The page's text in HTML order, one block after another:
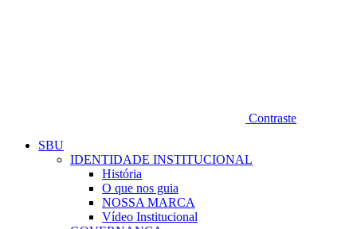
Contraste
SBU
IDENTIDADE INSTITUCIONAL
História
O que nos guia
NOSSA MARCA
Vídeo Institucional